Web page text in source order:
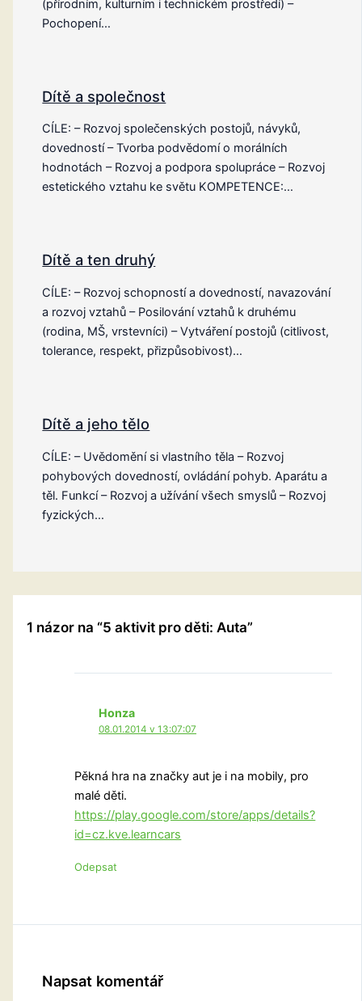
(přírodním, kulturním i technickém prostředí) –
Pochopení…
Dítě a společnost
CÍLE: – Rozvoj společenských postojů, návyků,
dovedností – Tvorba podvědomí o morálních
hodnotách – Rozvoj a podpora spolupráce – Rozvoj
estetického vztahu ke světu KOMPETENCE:…
Dítě a ten druhý
CÍLE: – Rozvoj schopností a dovedností, navazování
a rozvoj vztahů – Posilování vztahů k druhému
(rodina, MŠ, vrstevníci) – Vytváření postojů (citlivost,
tolerance, respekt, přizpůsobivost)…
Dítě a jeho tělo
CÍLE: – Uvědomění si vlastního těla – Rozvoj
pohybových dovedností, ovládání pohyb. Aparátu a
těl. Funkcí – Rozvoj a užívání všech smyslů – Rozvoj
fyzických…
1 názor na “5 aktivit pro děti: Auta”
Honza
08.01.2014 v 13:07:07
Pěkná hra na značky aut je i na mobily, pro
malé děti.
https://play.google.com/store/apps/details?
id=cz.kve.learncars
Odepsat
Napsat komentář